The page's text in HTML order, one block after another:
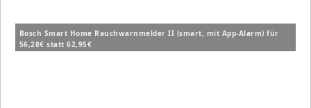
Bosch Smart Home Rauchwarnmelder II (smart, mit App-Alarm) für
56,28€ statt 62,95€